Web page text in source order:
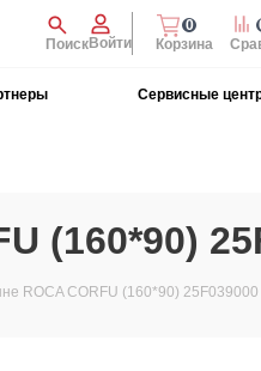
ПоискВойти
Корзина
0
Сервисные
(160*90)
ROCA CORFU (160*90) 25F039000